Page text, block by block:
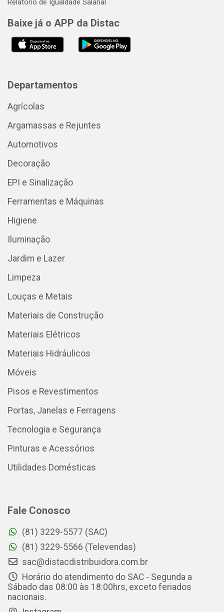
Relatório de Igualdade Salarial
Baixe já o APP da Distac
Departamentos
Agrícolas
Argamassas e Rejuntes
Automotivos
Decoração
EPI e Sinalização
Ferramentas e Máquinas
Higiene
Iluminação
Jardim e Lazer
Limpeza
Louças e Metais
Materiais de Construção
Materiais Elétricos
Materiais Hidráulicos
Móveis
Pisos e Revestimentos
Portas, Janelas e Ferragens
Tecnologia e Segurança
Pinturas e Acessórios
Utilidades Domésticas
Fale Conosco
(81) 3229-5577 (SAC)
(81) 3229-5566 (Televendas)
sac@distacdistribuidora.com.br
Horário do atendimento do SAC - Segunda a
Sábado das 08:00 às 18:00hrs, exceto feriados
nacionais.